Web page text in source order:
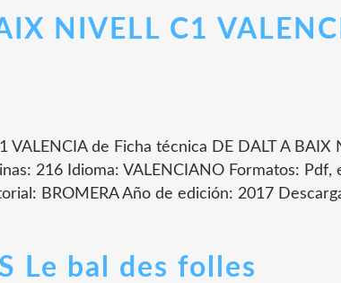
NIVELL C1
VALENCIA de Ficha técnica DE DALT A BAIX
216 Idioma: VALENCIANO Formatos: Pdf,
BROMERA Año de edición: 2017
Le bal des folles